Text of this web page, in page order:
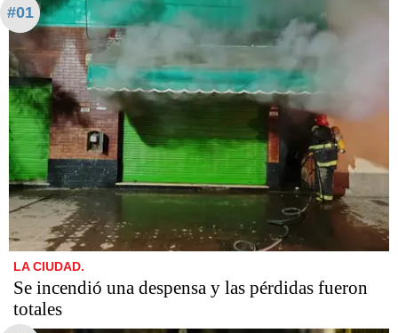
#01
LA CIUDAD.
Se incendió una despensa y las pérdidas fueron
totales